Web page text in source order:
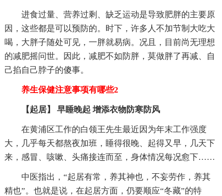
进食过量、营养过剩、缺乏运动是导致肥胖的主要原
因，这些都是可以预防的。时下，许多人不加节制大吃大
喝，大胖子随处可见，一胖就易病。况且，目前尚无理想
的减肥摇问世。因此，减肥不如防胖，莫做胖了再减、自
己掐自己脖子的傻事。
养生保健注意事项有哪些2
【起居】 早睡晚起 增添衣物防寒防风
在黄浦区工作的白领王先生最近因为年末工作强度
大，几乎每天都熬夜加班，睡得很晚、起得又早，几天下
来，感冒、咳嗽、头痛接连而至，身体情况每况愈下……
中医指出，“起居有常，养其神也，不妄劳作，养其
精也”。也就是说，在起居方面，仍要顺应“冬藏”的特